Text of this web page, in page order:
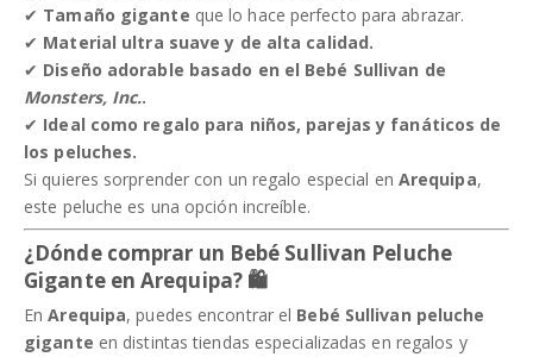
✔ Tamaño gigante que lo hace perfecto para abrazar.
✔ Material ultra suave y de alta calidad.
✔ Diseño adorable basado en el Bebé Sullivan de
Monsters, Inc..
✔ Ideal como regalo para niños, parejas y fanáticos de
los peluches.
Si quieres sorprender con un regalo especial en Arequipa,
este peluche es una opción increíble.
¿Dónde comprar un Bebé Sullivan Peluche
Gigante en Arequipa? 🛍️
EnArequipa, puedes encontrar el Bebé Sullivan peluche
gigante en distintas tiendas especializadas en regalos y